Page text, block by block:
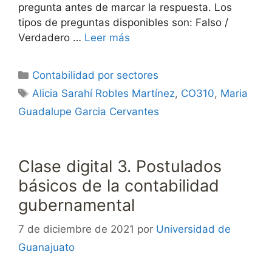
pregunta antes de marcar la respuesta. Los
tipos de preguntas disponibles son: Falso /
Verdadero … Leer más
Categorías
Contabilidad por sectores
Etiquetas
Alicia Sarahí Robles Martínez, CO310, Maria
Guadalupe Garcia Cervantes
Clase digital 3. Postulados
básicos de la contabilidad
gubernamental
7 de diciembre de 2021 por Universidad de
Guanajuato